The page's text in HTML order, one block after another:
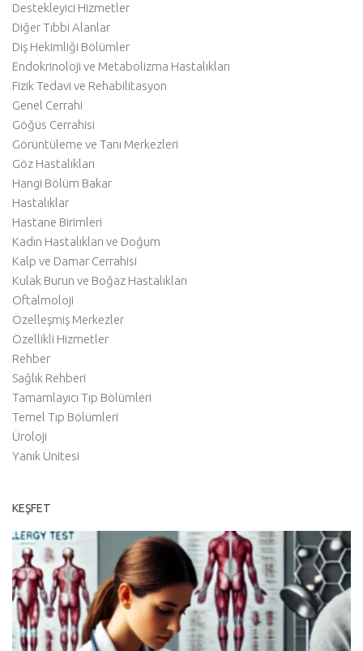
Destekleyici Hizmetler
Diğer Tıbbi Alanlar
Diş Hekimliği Bölümler
Endokrinoloji ve Metabolizma Hastalıkları
Fizik Tedavi ve Rehabilitasyon
Genel Cerrahi
Göğüs Cerrahisi
Görüntüleme ve Tanı Merkezleri
Göz Hastalıkları
Hangi Bölüm Bakar
Hastalıklar
Hastane Birimleri
Kadın Hastalıkları ve Doğum
Kalp ve Damar Cerrahisi
Kulak Burun ve Boğaz Hastalıkları
Oftalmoloji
Özelleşmiş Merkezler
Özellikli Hizmetler
Rehber
Sağlık Rehberi
Tamamlayıcı Tıp Bölümleri
Temel Tıp Bölümleri
Üroloji
Yanık Ünitesi
KEŞFET